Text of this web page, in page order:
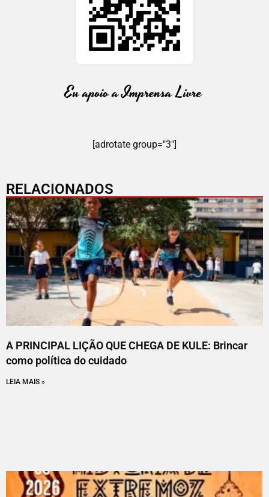
[adrotate group="3"]
RELACIONADOS
A PRINCIPAL LIÇÃO QUE CHEGA DE KULE: Brincar
como política do cuidado
LEIA MAIS »